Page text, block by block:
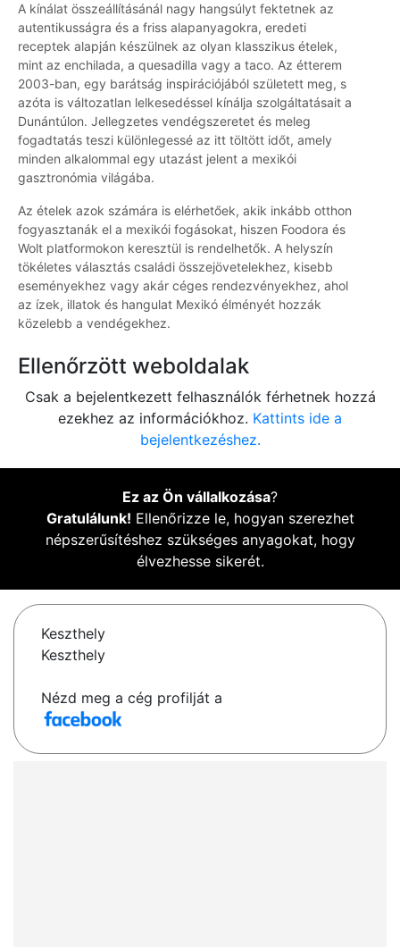
A kínálat összeállításánál nagy hangsúlyt fektetnek az
autentikusságra és a friss alapanyagokra, eredeti
receptek alapján készülnek az olyan klasszikus ételek,
mint az enchilada, a quesadilla vagy a taco. Az étterem
2003-ban, egy barátság inspirációjából született meg, s
azóta is változatlan lelkesedéssel kínálja szolgáltatásait a
Dunántúlon. Jellegzetes vendégszeretet és meleg
fogadtatás teszi különlegessé az itt töltött időt, amely
minden alkalommal egy utazást jelent a mexikói
gasztronómia világába.
Az ételek azok számára is elérhetőek, akik inkább otthon
fogyasztanák el a mexikói fogásokat, hiszen Foodora és
Wolt platformokon keresztül is rendelhetők. A helyszín
tökéletes választás családi összejövetelekhez, kisebb
eseményekhez vagy akár céges rendezvényekhez, ahol
az ízek, illatok és hangulat Mexikó élményét hozzák
közelebb a vendégekhez.
Ellenőrzött weboldalak
Csak a bejelentkezett felhasználók férhetnek hozzá
ezekhez az információkhoz. Kattints ide a
bejelentkezéshez.
Ez az Ön vállalkozása?
Gratulálunk! Ellenőrizze le, hogyan szerezhet
népszerűsítéshez szükséges anyagokat, hogy
élvezhesse sikerét.
Keszthely
Keszthely
Nézd meg a cég profilját a